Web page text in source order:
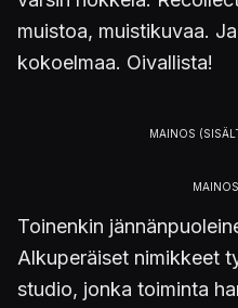
muistoa, muistikuvaa.
kokoelmaa. Oivallista!
Toinenkin
Alkuperäiset nimikkeet
studio, jonka toiminta